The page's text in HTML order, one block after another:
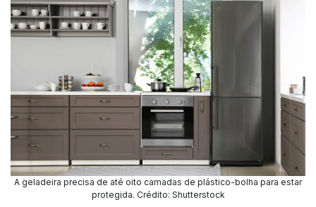
A geladeira precisa de até oito camadas de plástico-bolha para estar
protegida. Crédito: Shutterstock